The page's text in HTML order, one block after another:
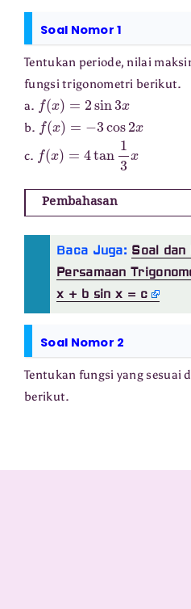
Soal Nomor 1
Tentukan periode, nilai
fungsi trigonometri berikut.
a.
f(x )= 2sin 3
b. f(x )= cos
c. f(x )= tan x
Pembahasan
Baca Juga: Soal dan
Persamaan
x + b sin x = c
Soal Nomor 2
Tentukan fungsi yang sesuai
berikut.